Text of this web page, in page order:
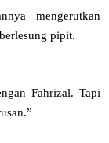
mengerutkan
pipit.
Fahrizal. Tapi